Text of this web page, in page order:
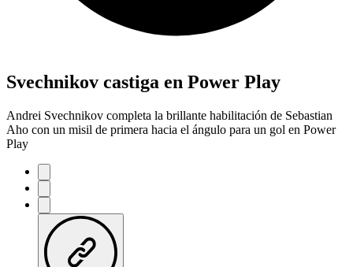
Svechnikov castiga en Power Play
Andrei Svechnikov completa la brillante habilitación de Sebastian
Aho con un misil de primera hacia el ángulo para un gol en Power
Play